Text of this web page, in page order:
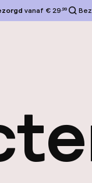
vanaf € 29,99